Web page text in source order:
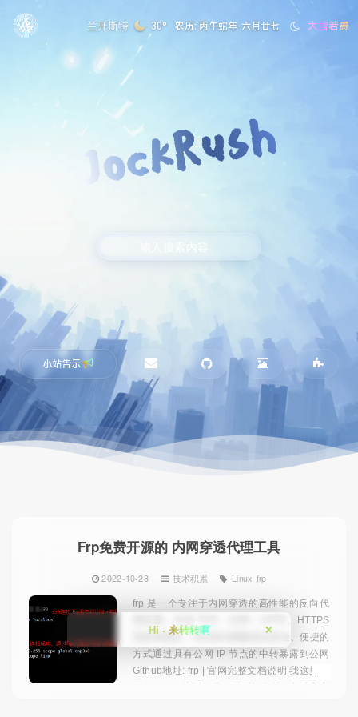
兰开斯特 30° 农历: 丙午蛇年·六月廿七 大智若愚
JockRush
小站告示
Frp免费开源的 内网穿透代理工具
2022-10-28 技术积累 Linux frp
frp 是一个专注于内网穿透的高性能的反向代
理应用，支持 TCP、UDP、HTTP、HTTPS
等多种协议。可以将内网服务以安全、便捷的
方式通过具有公网 IP 节点的中转暴露到公网
Github地址: frp | 官网完整文档说明 我这里使
Hi · 来转转啊 ❌